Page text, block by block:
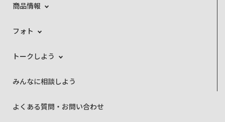
商品情報
フォト
トークしよう
みんなに相談しよう
よくある質問・お問い合わせ